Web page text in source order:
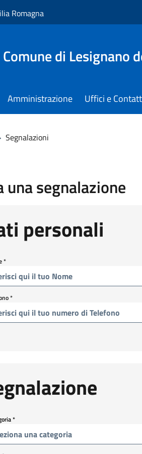
Romagna
Comune di Lesignano
Amministrazione Uffici e
Segnalazioni
una segnalazione
personali
*
*
*